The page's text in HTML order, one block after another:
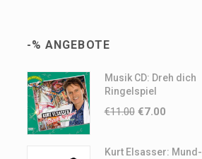
-% ANGEBOTE
Musik CD: Dreh dich
Ringelspiel
€11.00 €7.00
Kurt Elsasser: Mund-